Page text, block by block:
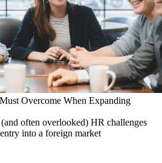
Overcome When Expanding
often overlooked) HR challenges
into a foreign market